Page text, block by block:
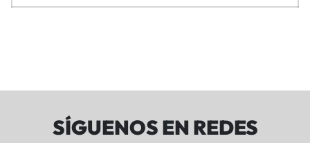
SÍGUENOS EN REDES